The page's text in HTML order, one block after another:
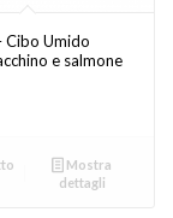
Cibo Umido
e salmone
Mostra
dettagli